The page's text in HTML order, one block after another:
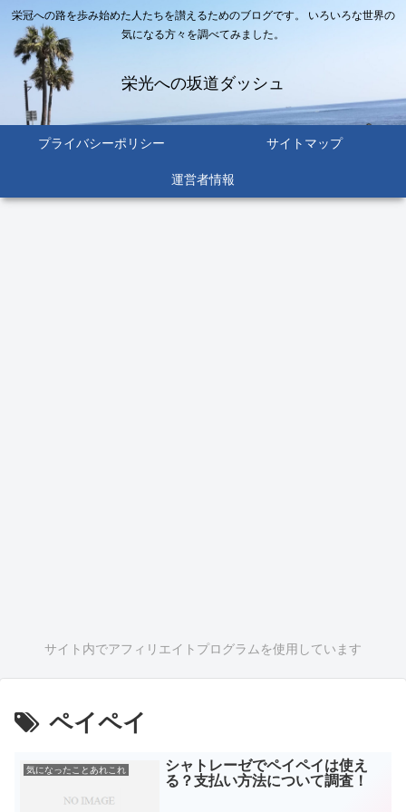
栄冠への路を歩み始めた人たちを讃えるためのブログです。 いろいろな世界の
気になる方々を調べてみました。
栄光への坂道ダッシュ
プライバシーポリシー サイトマップ
運営者情報
サイト内でアフィリエイトプログラムを使用しています
ペイペイ
気になったことあれこれ
シャトレーゼでペイペイは使え
る？支払い方法について調査！